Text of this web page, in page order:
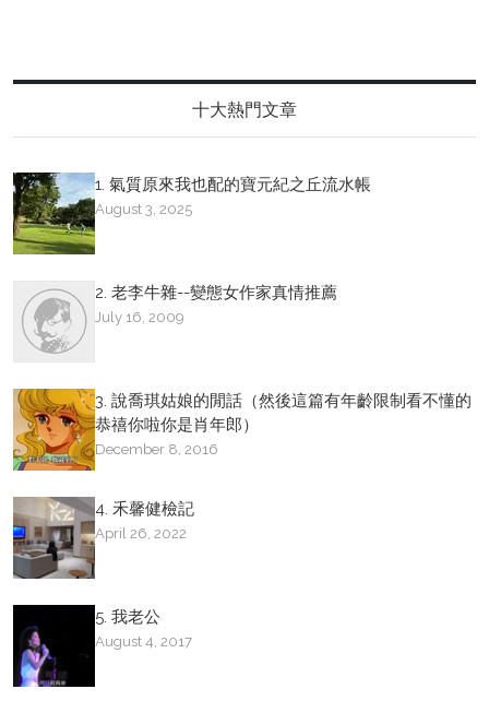
十大熱門文章
1. 氣質原來我也配的寶元紀之丘流水帳
August 3, 2025
2. 老李牛雜--變態女作家真情推薦
July 16, 2009
3. 說喬琪姑娘的閒話（然後這篇有年齡限制看不懂的
恭禧你啦你是肖年郎）
December 8, 2016
4. 禾馨健檢記
April 26, 2022
5. 我老公
August 4, 2017